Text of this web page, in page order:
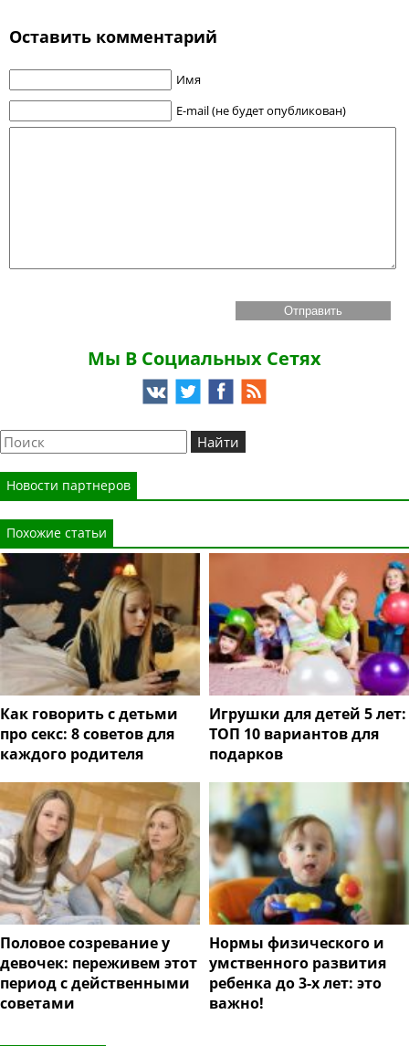
Оставить комментарий
Имя
E-mail (не будет опубликован)
Мы В Социальных Сетях
Новости партнеров
Похожие статьи
Как говорить с детьми
про секс: 8 советов для
каждого родителя
Игрушки для детей 5 лет:
ТОП 10 вариантов для
подарков
Половое созревание у
девочек: переживем этот
период с действенными
советами
Нормы физического и
умственного развития
ребенка до 3-х лет: это
важно!